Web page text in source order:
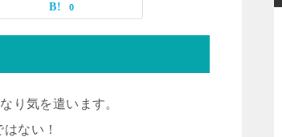
0
り気を遣います。
ない！